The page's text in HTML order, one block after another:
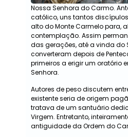
Nossa Senhora do Carmo.
católico, uns tantos
alto do Monte Carmelo para,
contemplação. Assim
das gerações, até a vinda do
converteram depois de
primeiros a erigir um oratório
Senhora.
Autores de peso discutem
existente seria de origem
tratava de um santuário
Virgem. Entretanto,
antiguidade da Ordem do